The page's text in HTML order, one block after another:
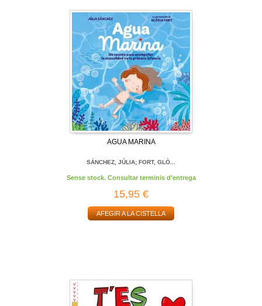
AGUA MARINA
SÁNCHEZ, JÚLIA; FORT, GLÒ...
Sense stock. Consultar terminis d'entrega
15,95 €
AFEGIR A LA CISTELLA